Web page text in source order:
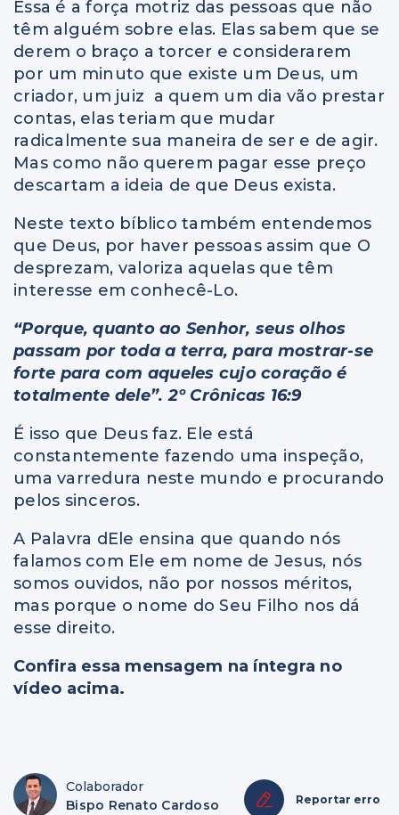
Essa é a força motriz das pessoas que não
têm alguém sobre elas. Elas sabem que se
derem o braço a torcer e considerarem
por um minuto que existe um Deus, um
criador, um juiz a quem um dia vão prestar
contas, elas teriam que mudar
radicalmente sua maneira de ser e de agir.
Mas como não querem pagar esse preço
descartam a ideia de que Deus exista.
Neste texto bíblico também entendemos
que Deus, por haver pessoas assim que O
desprezam, valoriza aquelas que têm
interesse em conhecê-Lo.
“Porque, quanto ao Senhor, seus olhos
passam por toda a terra, para mostrar-se
forte para com aqueles cujo coração é
totalmente dele”. 2º Crônicas 16:9
É isso que Deus faz. Ele está
constantemente fazendo uma inspeção,
uma varredura neste mundo e procurando
pelos sinceros.
A Palavra dEle ensina que quando nós
falamos com Ele em nome de Jesus, nós
somos ouvidos, não por nossos méritos,
mas porque o nome do Seu Filho nos dá
esse direito.
Confira essa mensagem na íntegra no
vídeo acima.
Colaborador
Bispo Renato Cardoso
Reportar erro